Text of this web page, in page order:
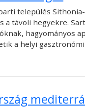
település
a távoli hegyekre.
hagyományos
a helyi